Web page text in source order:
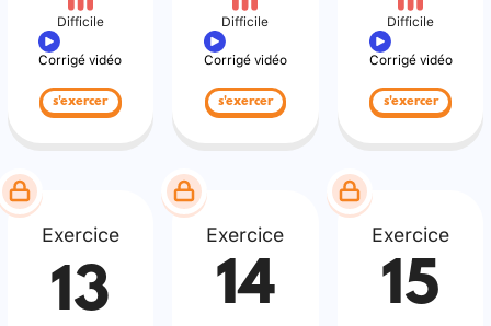
Difficile
Corrigé vidéo
s'exercer
Difficile
Corrigé vidéo
s'exercer
Difficile
Corrigé vidéo
s'exercer
Exercice
13
Exercice
14
Exercice
15